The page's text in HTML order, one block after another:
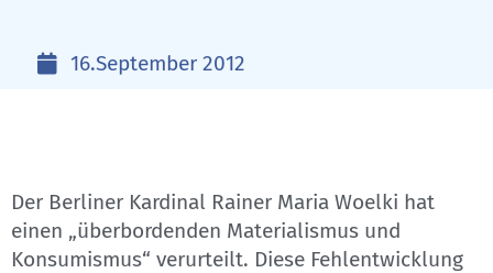
16.September 2012
Der Berliner Kardinal Rainer Maria Woelki hat
einen „überbordenden Materialismus und
Konsumismus“ verurteilt. Diese Fehlentwicklung